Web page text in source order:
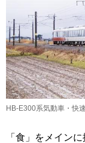
HB-E300系気動車・快
「食」をメイン